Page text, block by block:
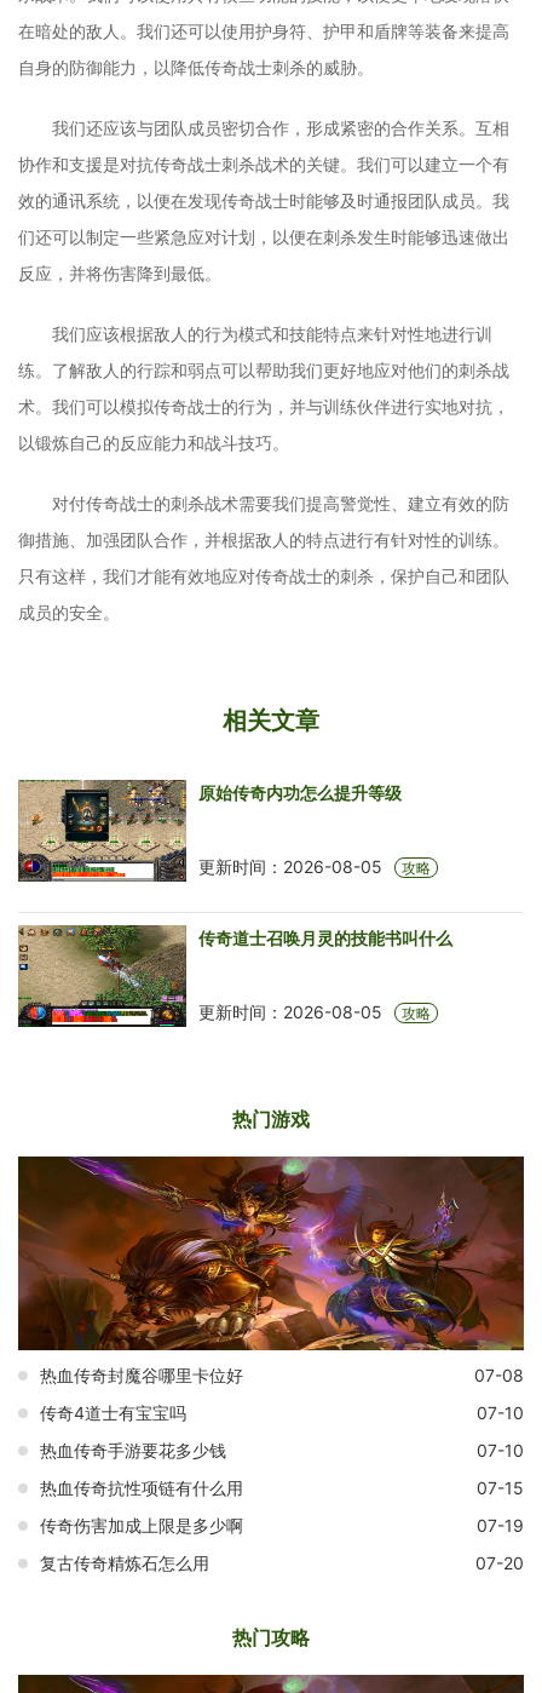
在暗处的敌人。我们还可以使用护身符、护甲和盾牌等装备来提高
自身的防御能力，以降低传奇战士刺杀的威胁。
我们还应该与团队成员密切合作，形成紧密的合作关系。互相
协作和支援是对抗传奇战士刺杀战术的关键。我们可以建立一个有
效的通讯系统，以便在发现传奇战士时能够及时通报团队成员。我
们还可以制定一些紧急应对计划，以便在刺杀发生时能够迅速做出
反应，并将伤害降到最低。
我们应该根据敌人的行为模式和技能特点来针对性地进行训
练。了解敌人的行踪和弱点可以帮助我们更好地应对他们的刺杀战
术。我们可以模拟传奇战士的行为，并与训练伙伴进行实地对抗，
以锻炼自己的反应能力和战斗技巧。
对付传奇战士的刺杀战术需要我们提高警觉性、建立有效的防
御措施、加强团队合作，并根据敌人的特点进行有针对性的训练。
只有这样，我们才能有效地应对传奇战士的刺杀，保护自己和团队
成员的安全。
相关文章
原始传奇内功怎么提升等级
更新时间：2026-08-05 攻略
传奇道士召唤月灵的技能书叫什么
更新时间：2026-08-05 攻略
热门游戏
热血传奇封魔谷哪里卡位好
07-08
传奇4道士有宝宝吗
07-10
热血传奇手游要花多少钱
07-10
热血传奇抗性项链有什么用
07-15
传奇伤害加成上限是多少啊
07-19
复古传奇精炼石怎么用
07-20
热门攻略